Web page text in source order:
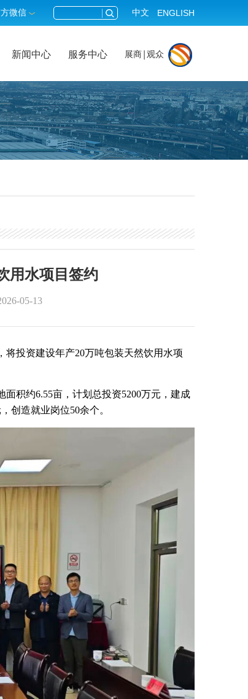
微信 中文 ENGLISH
新闻中心 服务中心 展商 观众
用水项目签约
05-13
将投资建设年产20万吨包装天然饮用水项
面积约6.55亩，计划总投资5200万元，建成
创造就业岗位50余个。